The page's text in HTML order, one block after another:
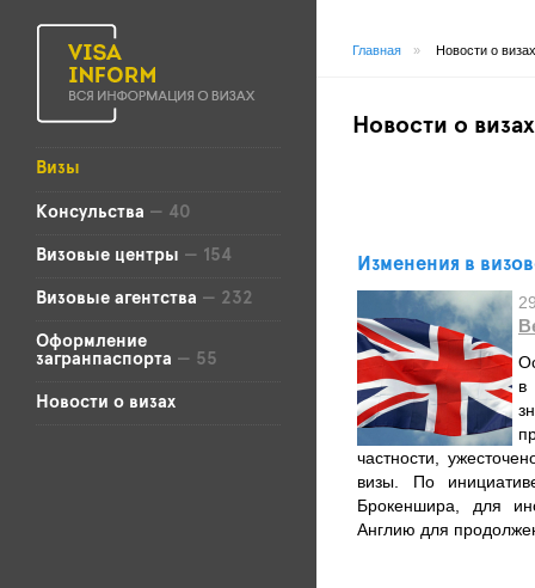
Визы
Консульства — 40
Визовые центры — 154
Визовые агентства — 232
Оформление
загранпаспорта — 55
Новости о визах
Главная » Новости о визах
Новости о визах
Изменения в
частности,
визы. По
Брокеншира, для
Англию для